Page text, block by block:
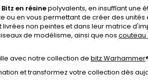
Bitz en résinepolyvalents, en insufflant une
ou en vous permettant de créer des unités
non peintes et dans leur matrice
de modélisme, ainsi que nos couteau
avec notre collection de bitz Warhammer
et transformez votre collection dès